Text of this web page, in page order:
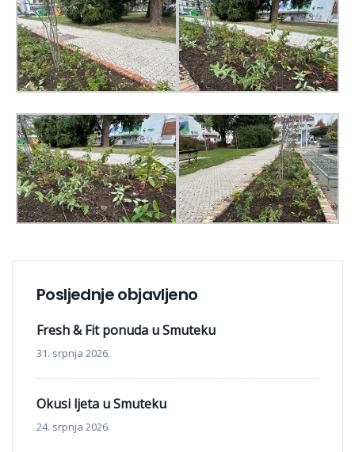
Posljednje objavljeno
Fresh & Fit ponuda u Smuteku
31. srpnja 2026.
Okusi ljeta u Smuteku
24. srpnja 2026.